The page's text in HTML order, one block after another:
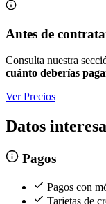
Antes de
Consulta nuestra
cuánto deberías
Ver Precios
Datos
Pagos
Pagos con
Tarjetas de